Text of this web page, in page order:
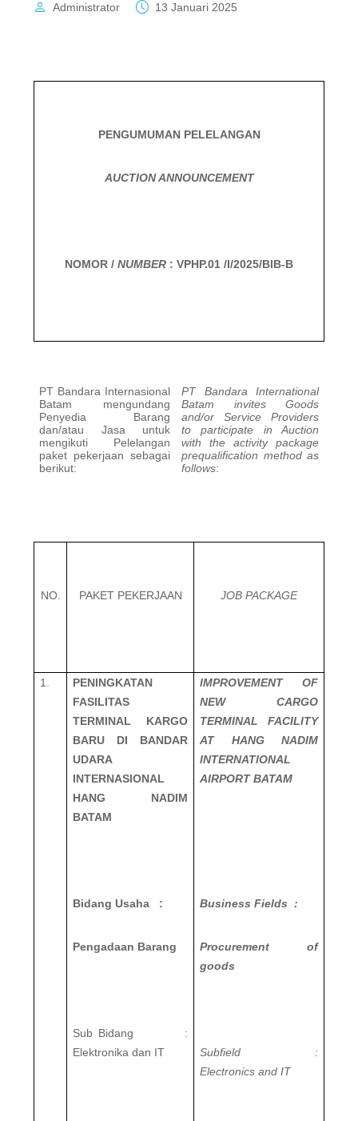
Administrator 13 Januari 2025
PENGUMUMAN PELELANGAN
AUCTION ANNOUNCEMENT
NOMOR / NUMBER : VPHP.01 /I/2025/BIB-B
PT Bandara Internasional
Batam mengundang
Penyedia Barang
dan/atau Jasa untuk
mengikuti Pelelangan
paket pekerjaan sebagai
berikut:
PT Bandara International
Batam invites Goods
and/or Service Providers
to participate in Auction
with the activity package
prequalification method as
follows:
NO. PAKET PEKERJAAN JOB PACKAGE
1.
PENINGKATAN
FASILITAS
TERMINAL KARGO
BARU DI BANDAR
UDARA
INTERNASIONAL
HANG NADIM
BATAM
IMPROVEMENT OF
NEW CARGO
TERMINAL FACILITY
AT HANG NADIM
INTERNATIONAL
AIRPORT BATAM
Bidang Usaha :
Pengadaan Barang
Sub Bidang :
Elektronika dan IT
Business Fields :
Procurement of
goods
Subfield :
Electronics and IT